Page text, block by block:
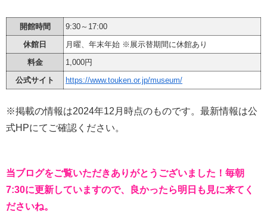
開館時間
9:30～17:00
休館日
月曜、年末年始 ※展示替期間に休館あり
料金
1,000円
公式サイト
https://www.touken.or.jp/museum/
※掲載の情報は2024年12月時点のものです。最新情報は公
式HPにてご確認ください。
当ブログをご覧いただきありがとうございました！毎朝
7:30に更新していますので、良かったら明日も見に来てく
ださいね。